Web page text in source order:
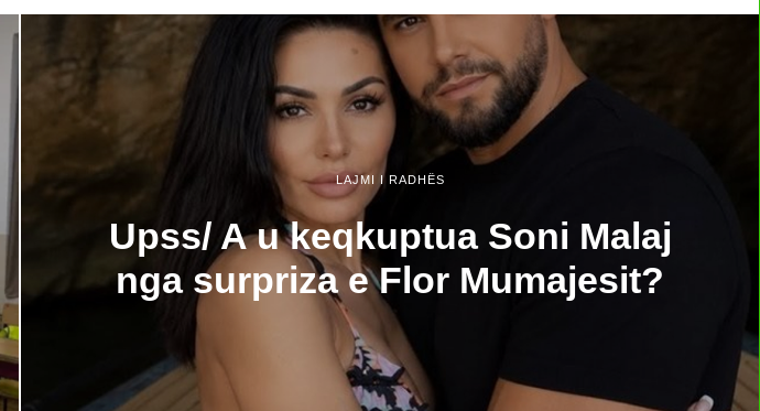
LAJMI I RADHËS
Upss/ A u keqkuptua Soni Malaj
nga surpriza e Flor Mumajesit?